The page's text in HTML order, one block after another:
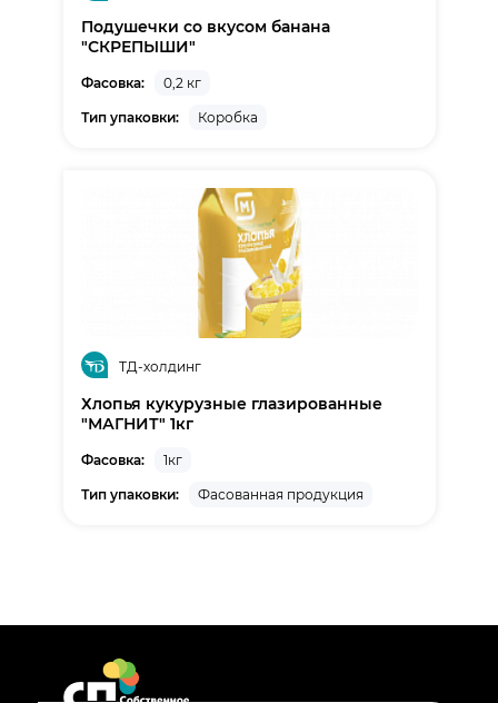
Подушечки со вкуcом банана
"СКРЕПЫШИ"
Фасовка:
0,2 кг
Тип упаковки:
Коробка
ТД-холдинг
Хлопья кукурузные глазированные
"МАГНИТ" 1кг
Фасовка:
1кг
Тип упаковки:
Фасованная продукция